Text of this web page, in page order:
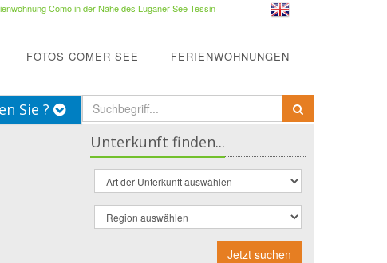
Como in der Nähe des Luganer See Tessin·
FOTOS COMER SEE FERIENWOHNUNGEN
Sie ?
Unterkunft finden...
Jetzt suchen